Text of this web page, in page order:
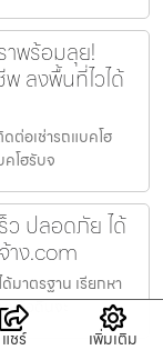
าพร้อมลุย!
ลงพื้นที่ไวได้
ต่อเช่ารถแบคโฮ
โฮรับจ
ว ปลอดภัย ได้
าง.com
มาตรฐาน เรียกหา
หรือดินจะ
แชร์ เพิ่มเติม